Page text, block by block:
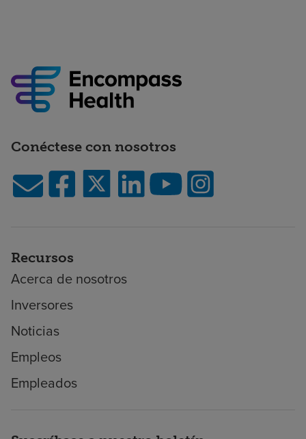
Conéctese con nosotros
Recursos
Acerca de nosotros
Inversores
Noticias
Empleos
Empleados